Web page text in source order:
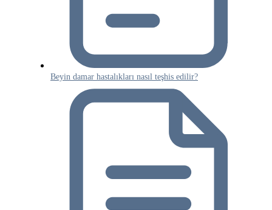
Beyin damar hastalıkları nasıl teşhis edilir?